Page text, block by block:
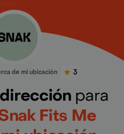
de mi ubicación 3
para
Fits Me